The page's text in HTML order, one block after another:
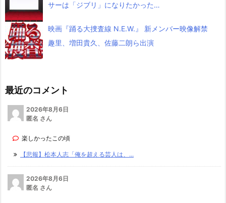
サーは「ジブリ」になりたかった…
映画『踊る大捜査線 N.E.W.』 新メンバー映像解禁
趣里、増田貴久、佐藤二朗ら出演
最近のコメント
2026年8月6日
匿名 さん
楽しかったこの頃
【悲報】松本人志「俺を超える芸人は、...
2026年8月6日
匿名 さん